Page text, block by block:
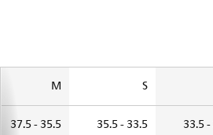
S
M
33.5 - 35.5
35.5 - 37.5